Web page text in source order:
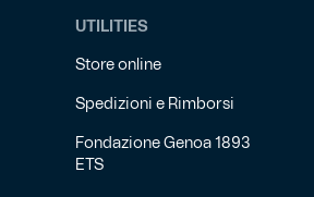
UTILITIES
Store online
Spedizioni e Rimborsi
Fondazione Genoa 1893
ETS